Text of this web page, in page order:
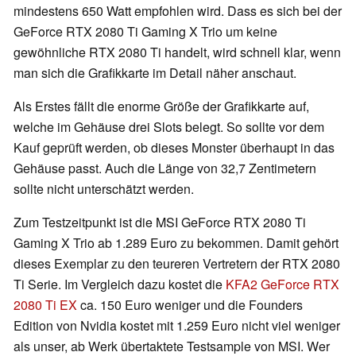
mindestens 650 Watt empfohlen wird. Dass es sich bei der
GeForce RTX 2080 Ti Gaming X Trio um keine
gewöhnliche RTX 2080 Ti handelt, wird schnell klar, wenn
man sich die Grafikkarte im Detail näher anschaut.
Als Erstes fällt die enorme Größe der Grafikkarte auf,
welche im Gehäuse drei Slots belegt. So sollte vor dem
Kauf geprüft werden, ob dieses Monster überhaupt in das
Gehäuse passt. Auch die Länge von 32,7 Zentimetern
sollte nicht unterschätzt werden.
Zum Testzeitpunkt ist die MSI GeForce RTX 2080 Ti
Gaming X Trio ab 1.289 Euro zu bekommen. Damit gehört
dieses Exemplar zu den teureren Vertretern der RTX 2080
Ti Serie. Im Vergleich dazu kostet die KFA2 GeForce RTX
2080 Ti EX ca. 150 Euro weniger und die Founders
Edition von Nvidia kostet mit 1.259 Euro nicht viel weniger
als unser, ab Werk übertaktete Testsample von MSI. Wer